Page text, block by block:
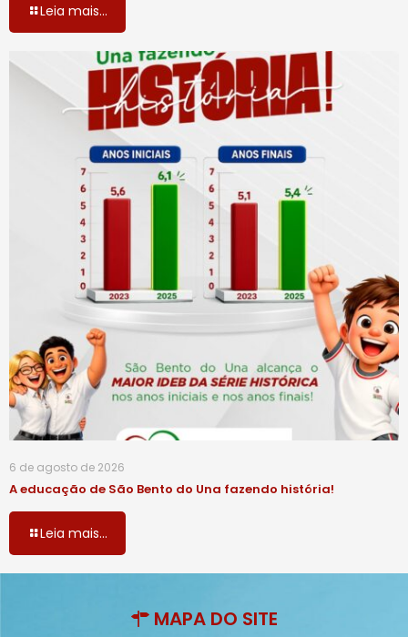
Leia mais...
6 de agosto de 2026
A educação de São Bento do Una fazendo história!
Leia mais...
MAPA DO SITE